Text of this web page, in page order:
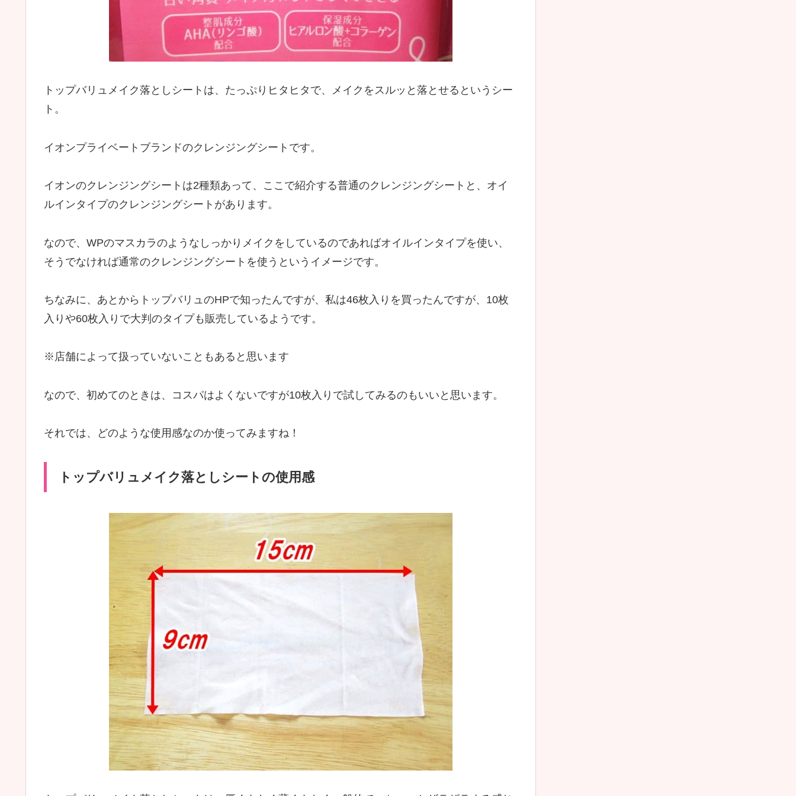
トップバリュメイク落としシートは、たっぷりヒタヒタで、メイクをスルッと落とせるというシー
ト。
イオンプライベートブランドのクレンジングシートです。
イオンのクレンジングシートは2種類あって、ここで紹介する普通のクレンジングシートと、オイ
ルインタイプのクレンジングシートがあります。
なので、WPのマスカラのようなしっかりメイクをしているのであればオイルインタイプを使い、
そうでなければ通常のクレンジングシートを使うというイメージです。
ちなみに、あとからトップバリュのHPで知ったんですが、私は46枚入りを買ったんですが、10枚
入りや60枚入りで大判のタイプも販売しているようです。
※店舗によって扱っていないこともあると思います
なので、初めてのときは、コスパはよくないですが10枚入りで試してみるのもいいと思います。
それでは、どのような使用感なのか使ってみますね！
トップバリュメイク落としシートの使用感